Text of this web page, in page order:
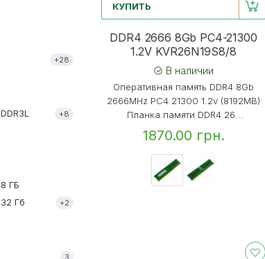
+28
DDR3L +8
8 ГБ
32 Гб +2
3
КУПИТЬ
DDR4 2666 8Gb PC4-21300
1.2V KVR26N19S8/8
В наличии
Оперативная память DDR4 8Gb
2666MHz PC4 21300 1.2v (8192MB)
Планка памяти DDR4 26...
1870.00 грн.